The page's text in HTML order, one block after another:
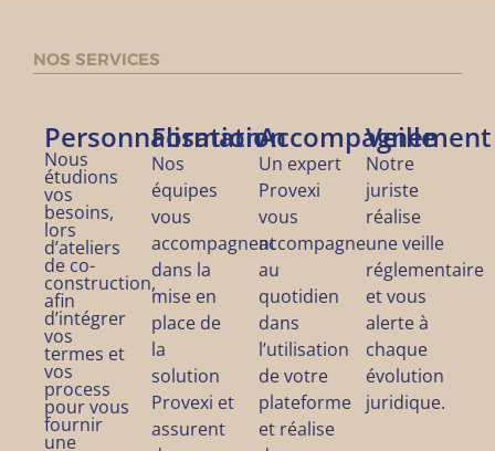
NOS SERVICES
Personnalisation
Nous
étudions
vos
besoins,
lors
d’ateliers
de co-
construction,
afin
d’intégrer
vos
termes et
vos
process
pour vous
fournir
une
Formation
Nos
équipes
vous
accompagnent
dans la
mise en
place de
la
solution
Provexi et
assurent
Accompagnement
Un expert
Provexi
vous
accompagne
au
quotidien
dans
l’utilisation
de votre
plateforme
et réalise
Veille
Notre
juriste
réalise
une veille
réglementaire
et vous
alerte à
chaque
évolution
juridique.